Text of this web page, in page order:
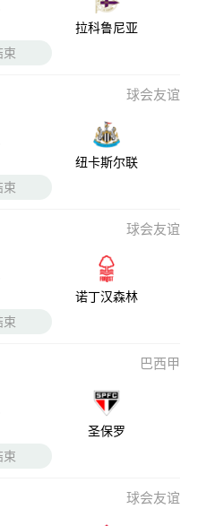
拉科鲁尼亚
束
球会友谊
纽卡斯尔联
束
球会友谊
诺丁汉森林
束
巴西甲
圣保罗
束
球会友谊